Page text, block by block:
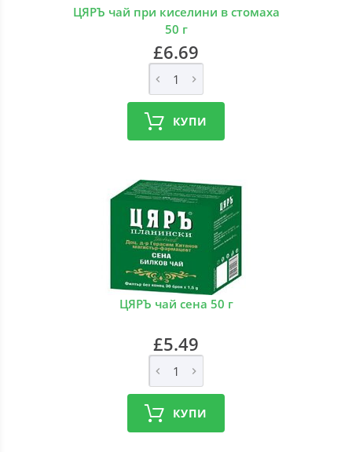
ЦЯРЪ чай при киселини в стомаха
50 г
£6.69
КУПИ
ЦЯРЪ чай сена 50 г
£5.49
КУПИ